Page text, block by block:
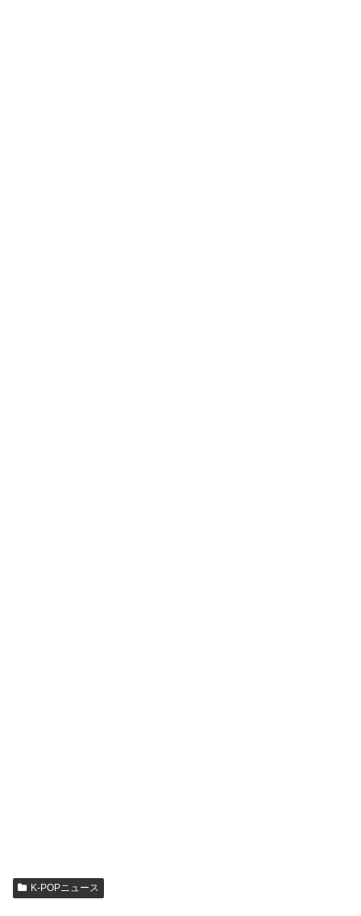
K-POPニュース